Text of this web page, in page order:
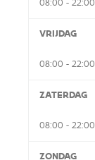
08:00 - 22:00
VRIJDAG
08:00 - 22:00
ZATERDAG
08:00 - 22:00
ZONDAG